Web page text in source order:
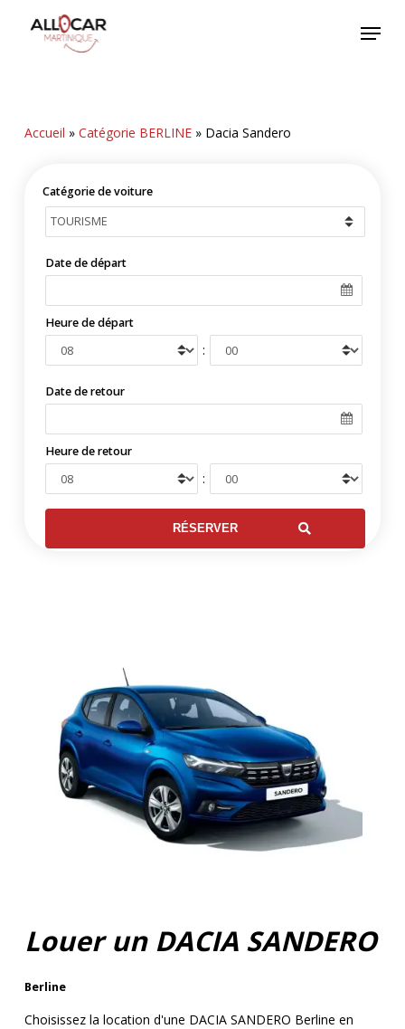
Menu
Accueil » Catégorie BERLINE» Dacia Sandero
Catégorie de voiture
Date de départ
Heure de départ
:
Date de retour
Heure de retour
:
Louer un DACIA SANDERO
Berline
Choisissez la location d'une DACIA SANDERO Berline en